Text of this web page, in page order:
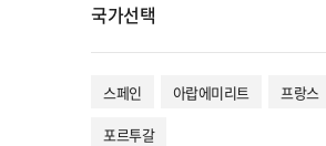
국가선택
스페인 아랍에미리트
프랑스
포르투갈